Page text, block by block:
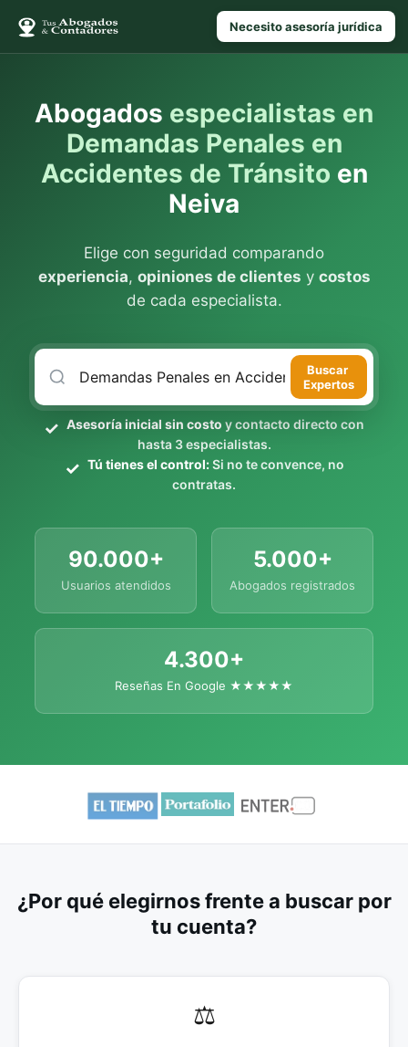
Necesito asesoría jurídica
Abogados especialistas en
Demandas Penales en
Accidentes de Tránsito en
Neiva
Elige con seguridad comparando
experiencia, opiniones de clientes y costos
de cada especialista.
Buscar
Expertos
Asesoría inicial sin costo y contacto directo con
hasta 3 especialistas.
Tú tienes el control:Si no te convence, no
contratas.
90.000+
Usuarios atendidos
5.000+
Abogados registrados
4.300+
Reseñas En Google ★★★★★
¿Por qué elegirnos frente a buscar por
tu cuenta?
⚖️